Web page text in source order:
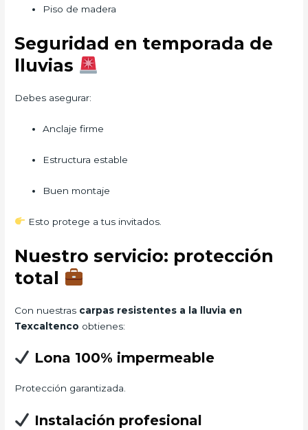
Piso de madera
Seguridad en temporada de
lluvias
Debes asegurar:
Anclaje firme
Estructura estable
Buen montaje
Esto protege a tus invitados.
Nuestro servicio: protección
total
Con nuestras carpas resistentes a la lluvia en
Texcaltenco obtienes:
Lona 100% impermeable
Protección garantizada.
Instalación profesional